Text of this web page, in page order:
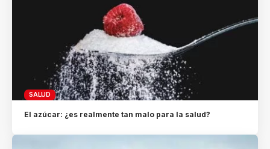
SALUD
El azúcar: ¿es realmente tan malo para la salud?